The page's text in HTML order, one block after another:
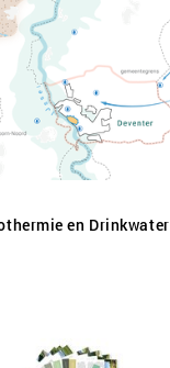
en Drinkwater
VOORKEUREN OP